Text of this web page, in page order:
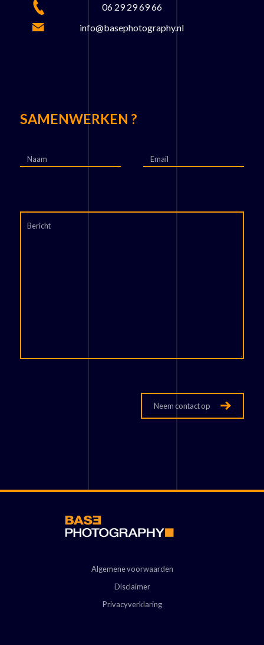
06 29 29 69 66
info@basephotography.nl
SAMENWERKEN ?
Naam Email
Bericht
Neem contact op
Algemene voorwaarden
Disclaimer
Privacyverklaring